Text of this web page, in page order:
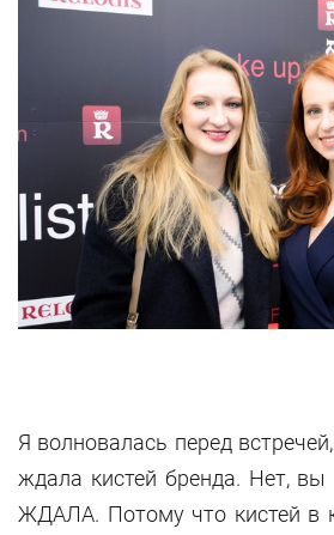
Я волновалась перед
ждала кистей бренда. Нет,
ЖДАЛА. Потому что кистей в